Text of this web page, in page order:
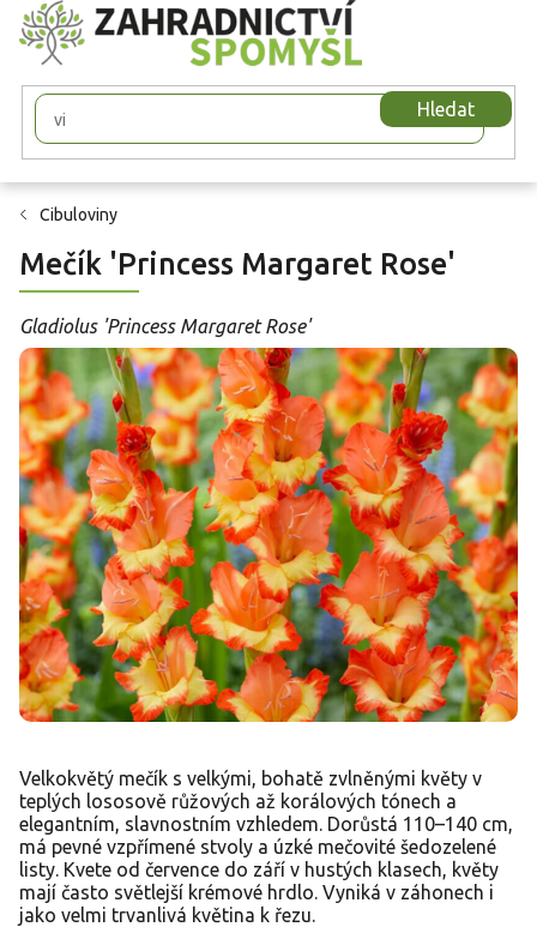
Přejít
na
obsah
Hledat
Cibuloviny
Mečík 'Princess Margaret Rose'
Gladiolus 'Princess Margaret Rose'
Velkokvětý mečík s velkými, bohatě zvlněnými květy v
teplých lososově růžových až korálových tónech a
elegantním, slavnostním vzhledem. Dorůstá 110–140 cm,
má pevné vzpřímené stvoly a úzké mečovité šedozelené
listy. Kvete od července do září v hustých klasech, květy
mají často světlejší krémové hrdlo. Vyniká v záhonech i
jako velmi trvanlivá květina k řezu.